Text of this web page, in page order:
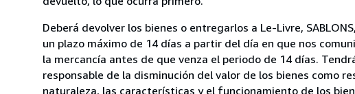
Deberá devolver los bienes o entregarlos a Le-Livre,
un plazo máximo de 14 días a partir del día en que nos
la mercancía antes de que venza el periodo de 14 días.
responsable de la disminución del valor de los bienes como
naturaleza, las características y el funcionamiento de los